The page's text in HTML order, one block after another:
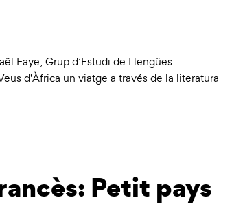
Faye, Grup d’Estudi de Llengües
d'Àfrica un viatge a través de la literatura
Petit pays